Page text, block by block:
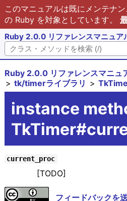
このマニュアルは既にメンテナ
の Ruby を対象としています。
Ruby 2.0.0 リファレンスマニュア
Ruby 2.0.0 リファレンスマニュ
tk/timerライブラリ
instance
current_proc
[TODO]
フィードバックを